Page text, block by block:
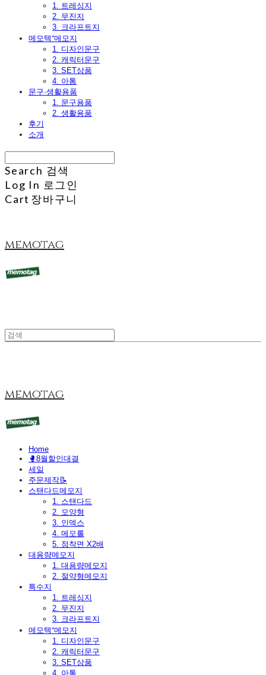
1. 트레싱지
2. 무진지
3. 크라프트지
메모텍⁺메모지
1. 디자인문구
2. 캐릭터문구
3. SET상품
4. 아톰
문구·생활용품
1. 문구용품
2. 생활용품
후기
소개
Search 검색
Log In 로그인
Cart 장바구니
memotag
memotag
Home
🥊8월할인대결
세일
주문제작📝
스탠다드메모지
1. 스탠다드
2. 모양형
3. 인덱스
4. 메모롤
5. 점착면 X2배
대용량메모지
1. 대용량메모지
2. 절약형메모지
특수지
1. 트레싱지
2. 무진지
3. 크라프트지
메모텍⁺메모지
1. 디자인문구
2. 캐릭터문구
3. SET상품
4. 아톰